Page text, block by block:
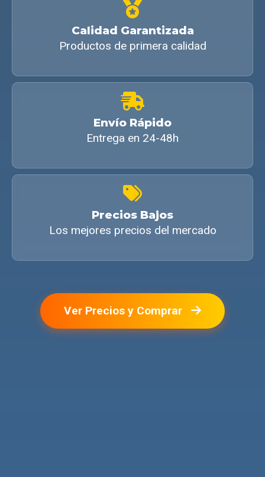
Calidad Garantizada
Productos de primera calidad
Envío Rápido
Entrega en 24-48h
Precios Bajos
Los mejores precios del mercado
Ver Precios y Comprar